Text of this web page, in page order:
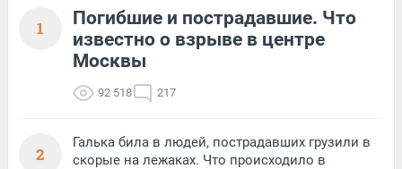
1
Погибшие и пострадавшие. Что
известно о взрыве в центре
Москвы
92 518 217
2
Галька била в людей, пострадавших грузили в
скорые на лежаках. Что происходило в